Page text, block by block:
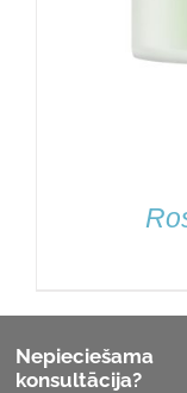
Nepieciešama
konsultācija?